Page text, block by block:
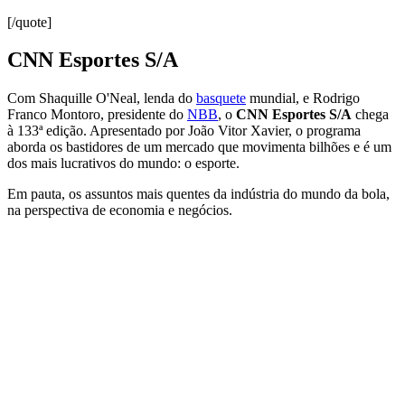
[/quote]
CNN Esportes S/A
Com Shaquille O'Neal, lenda do basquete mundial, e Rodrigo
Franco Montoro, presidente do NBB, o CNN Esportes S/A chega
à 133ª edição. Apresentado por João Vitor Xavier, o programa
aborda os bastidores de um mercado que movimenta bilhões e é um
dos mais lucrativos do mundo: o esporte.
Em pauta, os assuntos mais quentes da indústria do mundo da bola,
na perspectiva de economia e negócios.